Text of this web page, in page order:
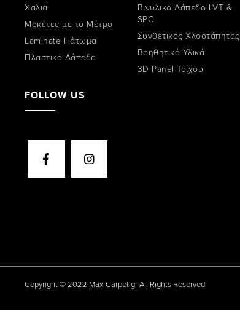
Χαλιά
Μοκέτες με το Μέτρο
Laminate Πάτωμα
Πλαστικά Δάπεδα
Βινυλικό Δάπεδο LVT &
SPC
Συνθετικός Χλοοτάπητας
Βοηθητικά Υλικά
3D Panel Τοίχου
FOLLOW US
Copyright © 2022 Max-Carpet.gr All Rights Reserved